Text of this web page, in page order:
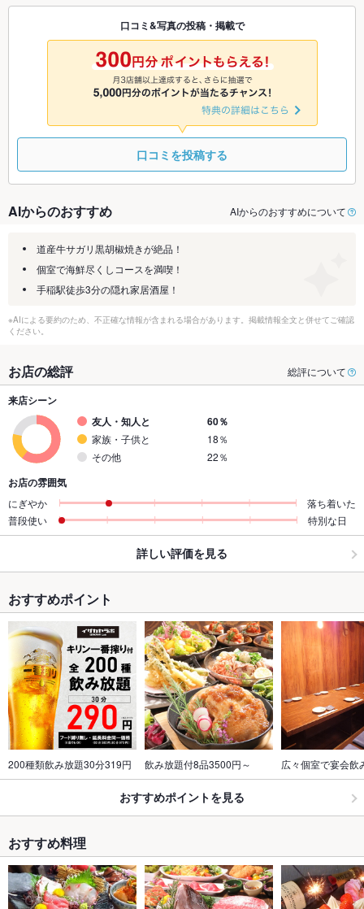
8/31 9/1 9/2
◎
9/3
◎
9/4
◎
9/5 9/6
9/9
◎
9/10
◎
9/11
◎
9/12
口コミ&写真の投稿・掲載で
口コミを投稿する
AIからのおすすめ AIからのおすすめについて
道産牛サガリ黒胡椒焼きが絶品！
個室で海鮮尽くしコースを満喫！
手稲駅徒歩3分の隠れ家居酒屋！
※AIによる要約のため、不正確な情報が含まれる場合があります。掲載情報全文と併せてご確認
ください。
お店の総評 総評について
来店シーン
友人・知人と
60％
家族・子供と
18％
その他
22％
お店の雰囲気
にぎやか
落ち着いた
普段使い
特別な日
詳しい評価を見る
おすすめポイント
200種類飲み放題30分319円 飲み放題付8品3500円～ 広々個室で宴会飲
おすすめポイントを見る
おすすめ料理